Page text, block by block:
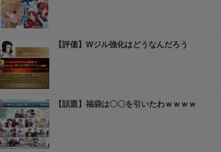
【評価】Wジル強化はどうなんだろう
【話題】福袋は〇〇を引いたわｗｗｗｗ